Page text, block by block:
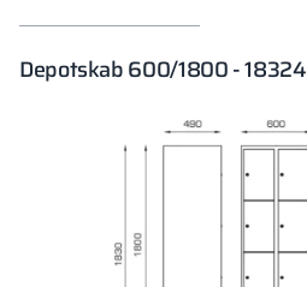
Depotskab 600/1800 - 18324